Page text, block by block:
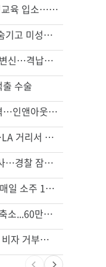
천하람, 현역 의원 최초 신병교육 입소…논산서 2박3일 생활
목회자 신분으로 HIV 감염 숨기고 미성년자와 성관계
74m짜리 보잉777, 화물기 변신…격납고서 ‘보물’ 찾는 인천공항
수술
드라이브스루서 시작된 총격…인앤아웃 참사 영상 공개
광고판 안에 사람이 산다?…LA 거리서 화제
신호위반 후 달아난 배달기사…경찰 잠복해 잡고보니 ‘반전’
“술에 이것 한방울 넣어라” 매일 소주 1병 까는 91세의 철칙
휴매나, 메디캘 어드밴티지 축소...60만명 플랜 상실 위기
서류 하나만 빠져도 영주권·비자 거부…심사관 재량권 대폭 확대